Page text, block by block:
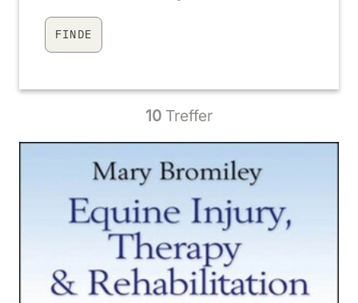
10 Treffer